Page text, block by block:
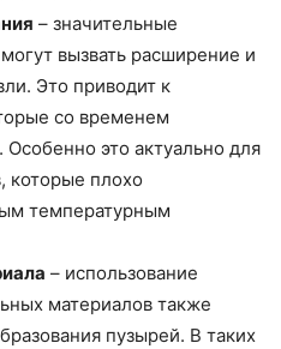
– значительные
вызвать расширение и
Это приводит к
со временем
это актуально для
которые плохо
температурным
– использование
материалов также
пузырей. В таких